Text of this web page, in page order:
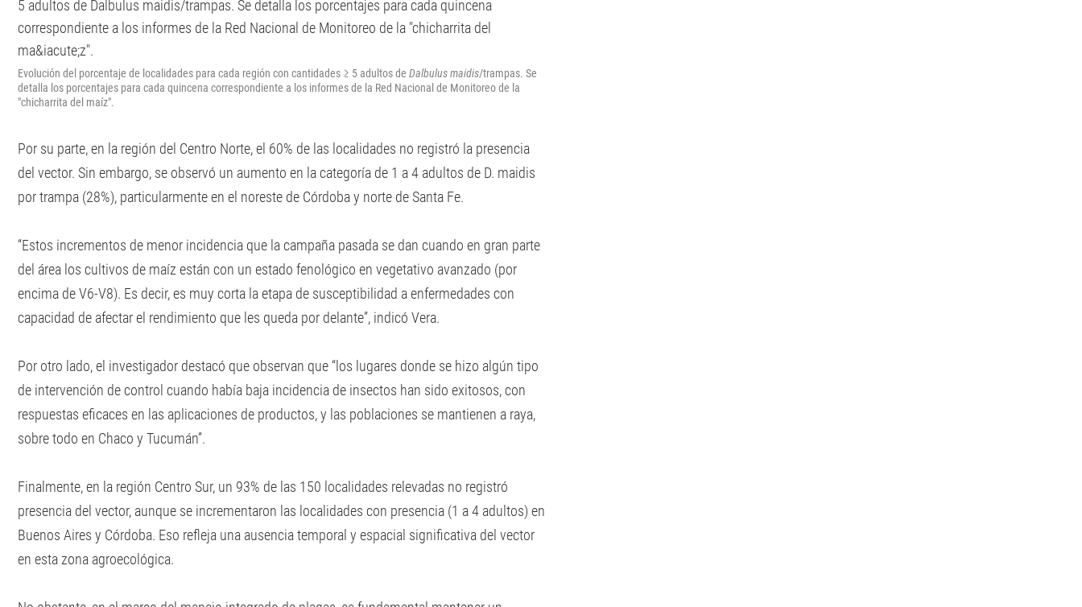
Evolución del porcentaje de localidades para cada región con cantidades ≥ 5 adultos de Dalbulus maidis/trampas. Se
detalla los porcentajes para cada quincena correspondiente a los informes de la Red Nacional de Monitoreo de la
"chicharrita del maíz".
Por su parte, en la región del Centro Norte, el 60% de las localidades no registró la presencia
del vector. Sin embargo, se observó un aumento en la categoría de 1 a 4 adultos de D. maidis
por trampa (28%), particularmente en el noreste de Córdoba y norte de Santa Fe.
“Estos incrementos de menor incidencia que la campaña pasada se dan cuando en gran parte
del área los cultivos de maíz están con un estado fenológico en vegetativo avanzado (por
encima de V6-V8). Es decir, es muy corta la etapa de susceptibilidad a enfermedades con
capacidad de afectar el rendimiento que les queda por delante”, indicó Vera.
Por otro lado, el investigador destacó que observan que “los lugares donde se hizo algún tipo
de intervención de control cuando había baja incidencia de insectos han sido exitosos, con
respuestas eficaces en las aplicaciones de productos, y las poblaciones se mantienen a raya,
sobre todo en Chaco y Tucumán”.
Finalmente, en la región Centro Sur, un 93% de las 150 localidades relevadas no registró
presencia del vector, aunque se incrementaron las localidades con presencia (1 a 4 adultos) en
Buenos Aires y Córdoba. Eso refleja una ausencia temporal y espacial significativa del vector
en esta zona agroecológica.